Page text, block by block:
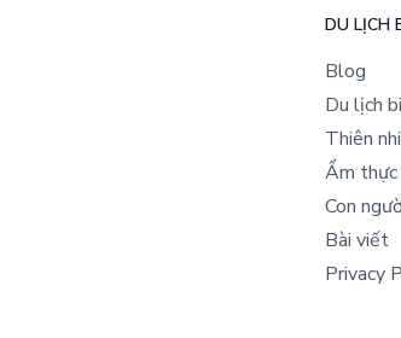
DU LỊCH
Blog
Du lịch
Thiên
Ẩm thực
Con
Bài viết
Privacy